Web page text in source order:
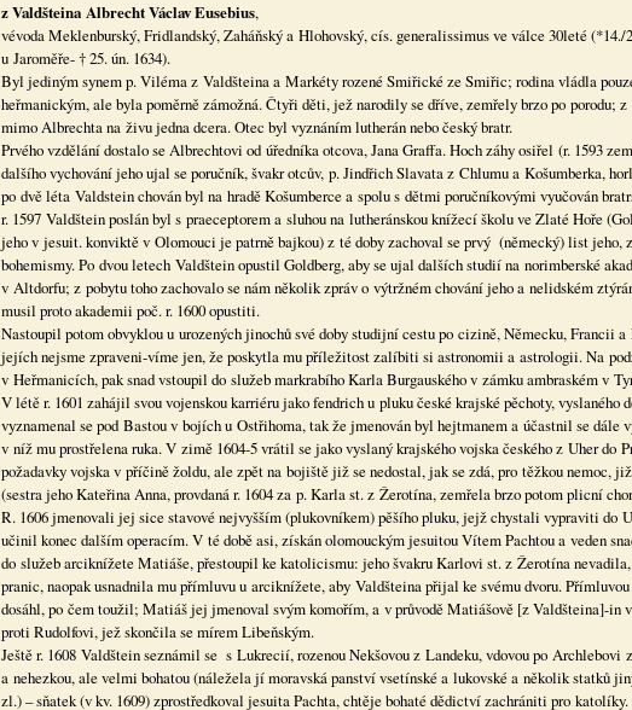
z Valdšteina Albrecht Václav Eusebius,
vévoda Meklenburský, Fridlandský, Zaháňský a Hlohovský, cís. generalissimus ve válce 30leté
u Jaroměře- † 25. ún. 1634).
Byl jediným synem p. Viléma z Valdšteina a Markéty rozené Smiřické ze Smiřic; rodina vládla
heřmanickým, ale byla poměrně zámožná. Čtyři děti, jež narodily se dříve, zemřely brzo po porodu;
mimo Albrechta na živu jedna dcera. Otec byl vyznáním lutherán nebo český bratr.
Prvého vzdělání dostalo se Albrechtovi od úředníka otcova, Jana Graffa. Hoch záhy osiřel (r. 1593
dalšího vychování jeho ujal se poručník, švakr otcův, p. Jindřich Slavata z Chlumu a Košumberka,
po dvě léta Valdstein chován byl na hradě Košumberce a spolu s dětmi poručníkovými vyučován
r. 1597 Valdštein poslán byl s praeceptorem a sluhou na lutheránskou knížecí školu ve Zlaté Hoře
jeho v jesuit. konviktě v Olomouci je patrně bajkou) z té doby zachoval se prvý (německý) list jeho,
bohemismy. Po dvou letech Valdštein opustil Goldberg, aby se ujal dalších studií na norimberské
v Altdorfu; z pobytu toho zachovalo se nám několik zpráv o výtržném chování jeho a nelidském
musil proto akademii poč. r. 1600 opustiti.
Nastoupil potom obvyklou u urozených jinochů své doby studijní cestu po cizině, Německu, Francii
jejích nejsme zpraveni-víme jen, že poskytla mu příležitost zalíbiti si astronomii a astrologii. Na
v Heřmanicích, pak snad vstoupil do služeb markrabího Karla Burgauského v zámku ambraském v
V létě r. 1601 zahájil svou vojenskou karriéru jako fendrich u pluku české krajské pěchoty, vyslaného
vyznamenal se pod Bastou v bojích u Ostřihoma, tak že jmenován byl hejtmanem a účastnil se dále
v níž mu prostřelena ruka. V zimě 1604-5 vrátil se jako vyslaný krajského vojska českého z Uher do
požadavky vojska v příčině žoldu, ale zpět na bojiště již se nedostal, jak se zdá, pro těžkou nemoc,
(sestra jeho Kateřina Anna, provdaná r. 1604 za p. Karla st. z Žerotína, zemřela brzo potom plicní
R. 1606 jmenovali jej sice stavové nejvyšším (plukovníkem) pěšího pluku, jejž chystali vypraviti do
učinil konec dalším operacím. V té době asi, získán olomouckým jesuitou Vítem Pachtou a veden
do služeb arciknížete Matiáše, přestoupil ke katolicismu: jeho švakru Karlovi st. z Žerotína
pranic, naopak usnadnila mu přímluvu u arciknížete, aby Valdšteina přijal ke svému dvoru.
dosáhl, po čem toužil; Matiáš jej jmenoval svým komořím, a v průvodě Matiášově [z Valdšteina]-in
proti Rudolfovi, jež skončila se mírem Libeňským.
Ještě r. 1608 Valdštein seznámil se s Lukrecií, rozenou Nekšovou z Landeku, vdovou po
a nehezkou, ale velmi bohatou (náležela jí moravská panství vsetínské a lukovské a několik statků
zl.) – sňatek (v kv. 1609) zprostředkoval jesuita Pachta, chtěje bohaté dědictví zachrániti pro